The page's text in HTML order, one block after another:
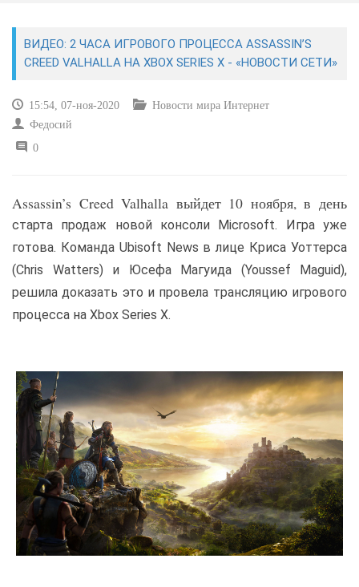
РЕМОНТ И СОВЕТЫ
ИНТЕРНЕТ И СВЯЗЬ
ВИДЕО: 2 ЧАСА ИГРОВОГО ПРОЦЕССА ASSASSIN’S
CREED VALHALLA НА XBOX SERIES X - «НОВОСТИ СЕТИ»
15:54, 07-ноя-2020
Новости мира Интернет
Федосий
0
Assassin’s Creed Valhalla выйдет 10 ноября, в день
старта продаж новой консоли Microsoft. Игра уже
готова. Команда Ubisoft News в лице Криса Уоттерса
(Chris Watters) и Юсефа Магуида (Youssef Maguid),
решила доказать это и провела трансляцию игрового
процесса на Xbox Series X.